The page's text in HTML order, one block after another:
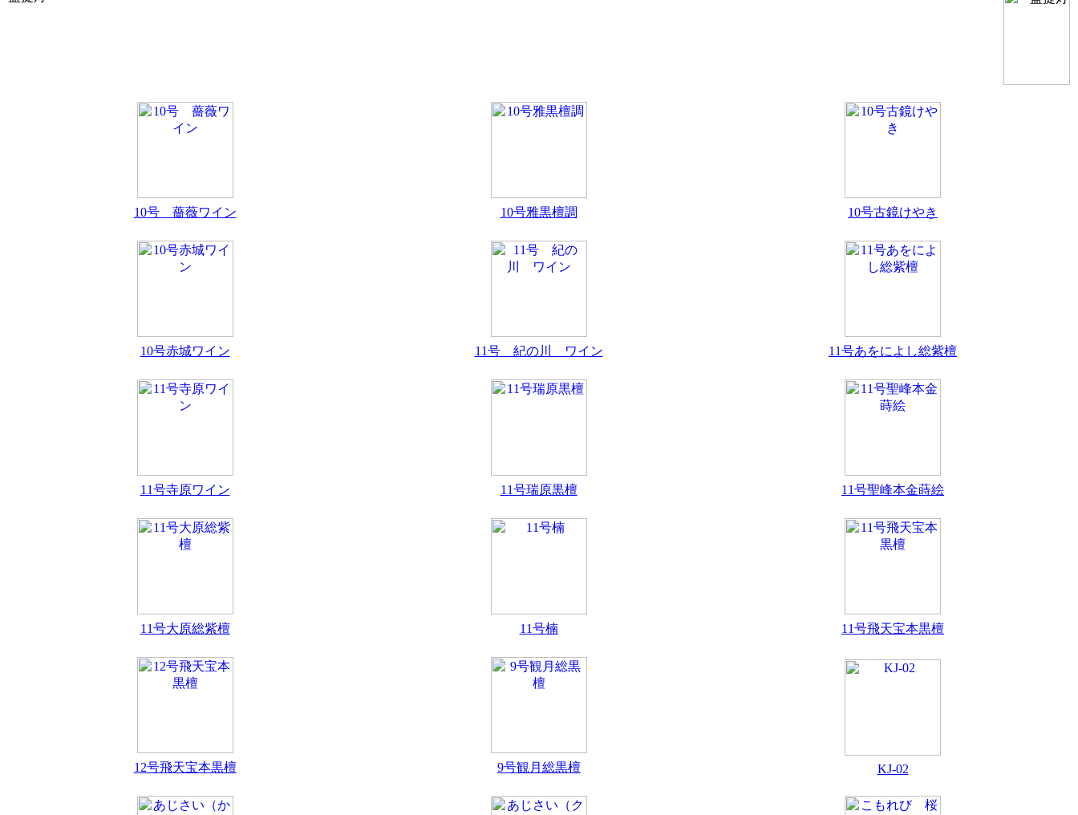
10号 薔薇ワイン 10号雅黒檀調 10号古鏡けやき
10号赤城ワイン 11号 紀の川 ワイン 11号あをによし総紫檀
11号寺原ワイン 11号瑞原黒檀 11号聖峰本金蒔絵
11号大原総紫檀 11号楠 11号飛天宝本黒檀
12号飛天宝本黒檀 9号観月総黒檀 KJ-02